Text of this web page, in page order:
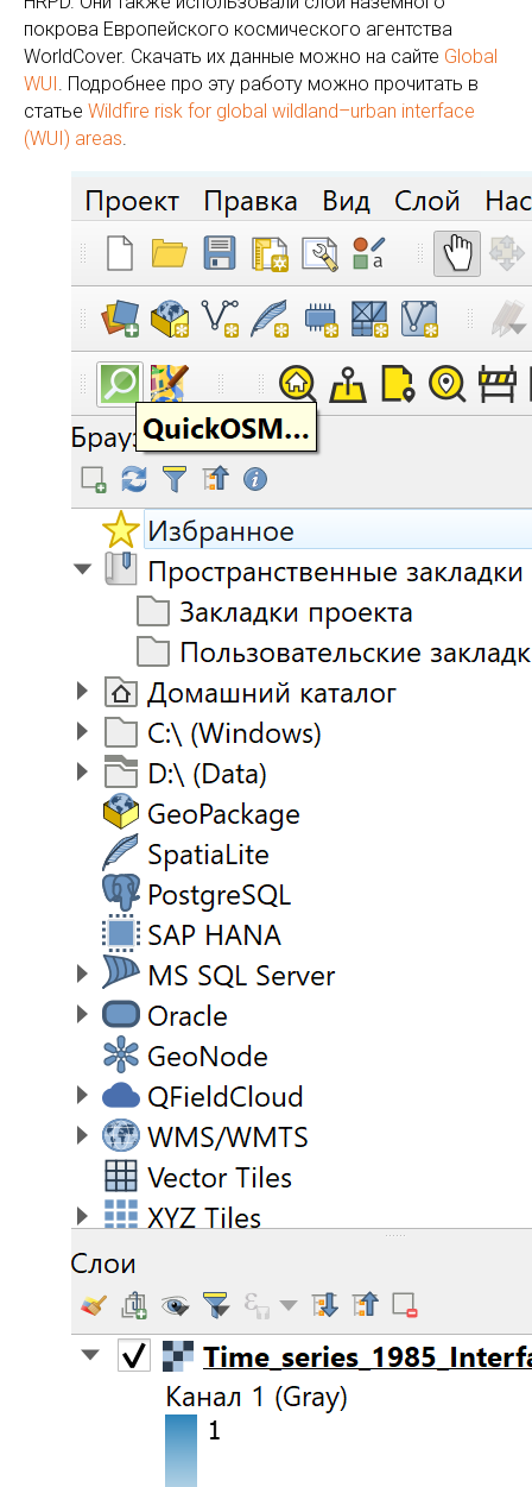
покрова Европейского космического агентства
WorldCover. Скачать их данные можно на сайте Global
WUI. Подробнее про эту работу можно прочитать в
статье Wildfire risk for global wildland–urban interface
(WUI) areas.